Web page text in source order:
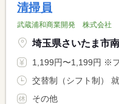
清掃員
武蔵浦和商業開発 株式会社
埼玉県さいたま市
1,199円〜1,199円 ※フルタイム求人の場合
その他